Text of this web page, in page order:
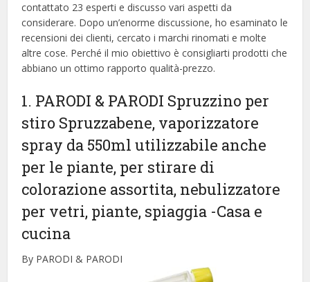
contattato 23 esperti e discusso vari aspetti da
considerare. Dopo un’enorme discussione, ho esaminato le
recensioni dei clienti, cercato i marchi rinomati e molte
altre cose. Perché il mio obiettivo è consigliarti prodotti che
abbiano un ottimo rapporto qualità-prezzo.
1. PARODI & PARODI Spruzzino per
stiro Spruzzabene, vaporizzatore
spray da 550ml utilizzabile anche
per le piante, per stirare di
colorazione assortita, nebulizzatore
per vetri, piante, spiaggia -Casa e
cucina
By PARODI & PARODI